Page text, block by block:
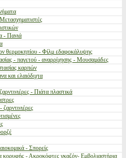
- Πανιά
θερμοκηπίου - Φίλμ εδαφοκάλυψης
- παγετού - αναρρίχησης - Μουσαμάδες
καρπών
και ελαιόδιχτα
- Πιάτα πλαστικά
ζαρντινιέρες
- Σπορείς
κορυφής - Ακροκόφτες γκαζόν- Εμβολιαστήρια